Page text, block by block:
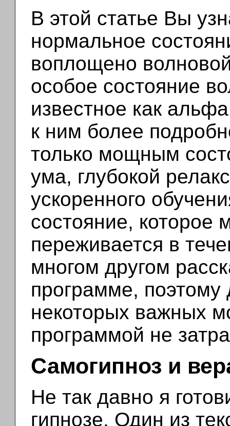
В этой статье Вы
нормальное
воплощено
особое состояние
известное как
к ним более
только мощным
ума, глубокой
ускоренного
состояние, которое
переживается в
многом другом
программе, поэтому
некоторых важных
программой не
Самогипноз и
Не так давно я
гипнозе. Один из